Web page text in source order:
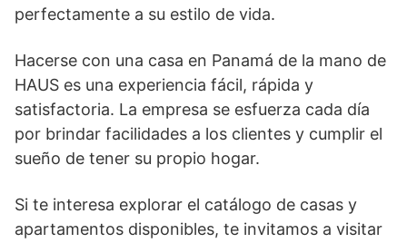
perfectamente a su estilo de vida.
Hacerse con una casa en Panamá de la mano de
HAUS es una experiencia fácil, rápida y
satisfactoria. La empresa se esfuerza cada día
por brindar facilidades a los clientes y cumplir el
sueño de tener su propio hogar.
Si te interesa explorar el catálogo de casas y
apartamentos disponibles, te invitamos a visitar